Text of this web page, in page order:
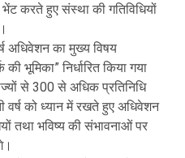
करते हुए संस्था की गतिविधियों
अधिवेशन का मुख्य विषय
भूमिका” निर्धारित किया गया
से 300 से अधिक प्रतिनिधि
को ध्यान में रखते हुए अधिवेशन
तथा भविष्य की संभावनाओं पर